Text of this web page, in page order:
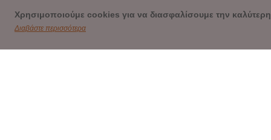
Χρησιμοποιούμε cookies για να διασφαλίσουμε την
Διαβάστε περισσότερα